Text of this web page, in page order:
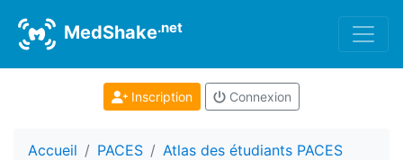
MedShake.net
Inscription Connexion
Accueil PACES
Atlas des étudiants PACES